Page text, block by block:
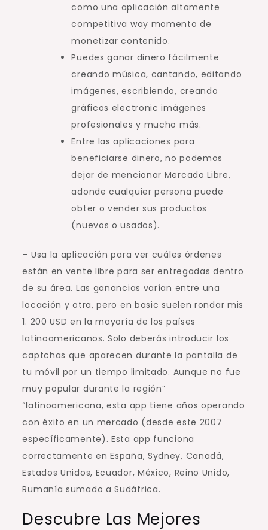
como una aplicación altamente
competitiva way momento de
monetizar contenido.
Puedes ganar dinero fácilmente
creando música, cantando, editando
imágenes, escribiendo, creando
gráficos electronic imágenes
profesionales y mucho más.
Entre las aplicaciones para
beneficiarse dinero, no podemos
dejar de mencionar Mercado Libre,
adonde cualquier persona puede
obter o vender sus productos
(nuevos o usados).
– Usa la aplicación para ver cuáles órdenes
están en vente libre para ser entregadas dentro
de su área. Las ganancias varían entre una
locación y otra, pero en basic suelen rondar mis
1. 200 USD en la mayoría de los países
latinoamericanos. Solo deberás introducir los
captchas que aparecen durante la pantalla de
tu móvil por un tiempo limitado. Aunque no fue
muy popular durante la región”
“latinoamericana, esta app tiene años operando
con éxito en un mercado (desde este 2007
específicamente). Esta app funciona
correctamente en España, Sydney, Canadá,
Estados Unidos, Ecuador, México, Reino Unido,
Rumanía sumado a Sudáfrica.
Descubre Las Mejores